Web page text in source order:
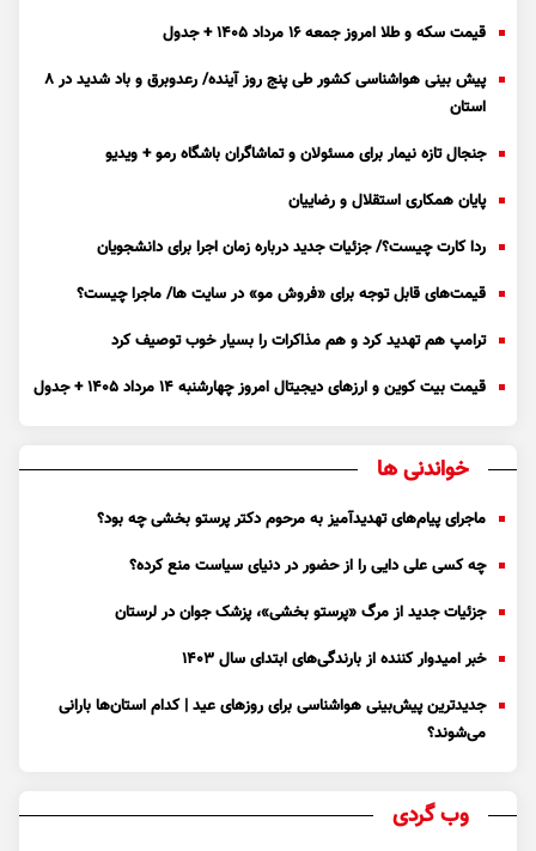
قیمت سکه و طلا امروز جمعه ۱۶ مرداد ۱۴۰۵ + جدول
پیش بینی هواشناسی کشور طی پنج روز آینده/ رعدوبرق و باد شدید در ۸
استان
جنجال تازه نیمار برای مسئولان و تماشاگران باشگاه رمو + ویدیو
پایان همکاری استقلال و رضاییان
ردا کارت چیست؟/ جزئیات جدید درباره زمان اجرا برای دانشجویان
قیمت‌های قابل توجه برای «فروش مو» در سایت ها/ ماجرا چیست؟
ترامپ هم تهدید کرد و هم مذاکرات را بسیار خوب توصیف کرد
قیمت بیت کوین و ارز‌های دیجیتال امروز چهارشنبه ۱۴ مرداد ۱۴۰۵ + جدول
خواندنی ها
ماجرای پیام‌های تهدیدآمیز به مرحوم دکتر پرستو بخشی چه بود؟
چه کسی علی دایی را از حضور در دنیای سیاست منع کرده؟
جزئیات جدید از مرگ «پرستو بخشی»، پزشک جوان در لرستان
خبر امیدوار کننده از بارندگی‌های ابتدای سال ۱۴۰۳
جدیدترین پیش‌بینی هواشناسی برای روزهای عید | کدام استان‌ها بارانی
می‌شوند؟
وب گردی